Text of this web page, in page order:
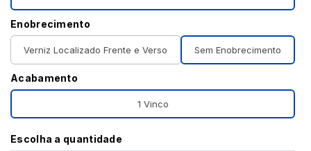
Enobrecimento
Verniz Localizado Frente e Verso Sem Enobrecimento
Acabamento
1 Vinco
Escolha a quantidade